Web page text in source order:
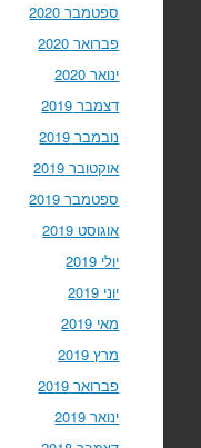
ספטמבר 2020
פברואר 2020
ינואר 2020
דצמבר 2019
נובמבר 2019
אוקטובר 2019
ספטמבר 2019
אוגוסט 2019
יולי 2019
יוני 2019
מאי 2019
מרץ 2019
פברואר 2019
ינואר 2019